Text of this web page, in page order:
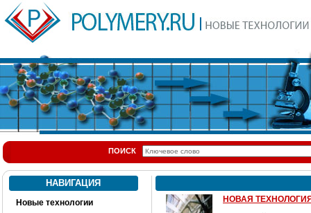
ПОИСК
НАВИГАЦИЯ
Новые технологии
НОВАЯ